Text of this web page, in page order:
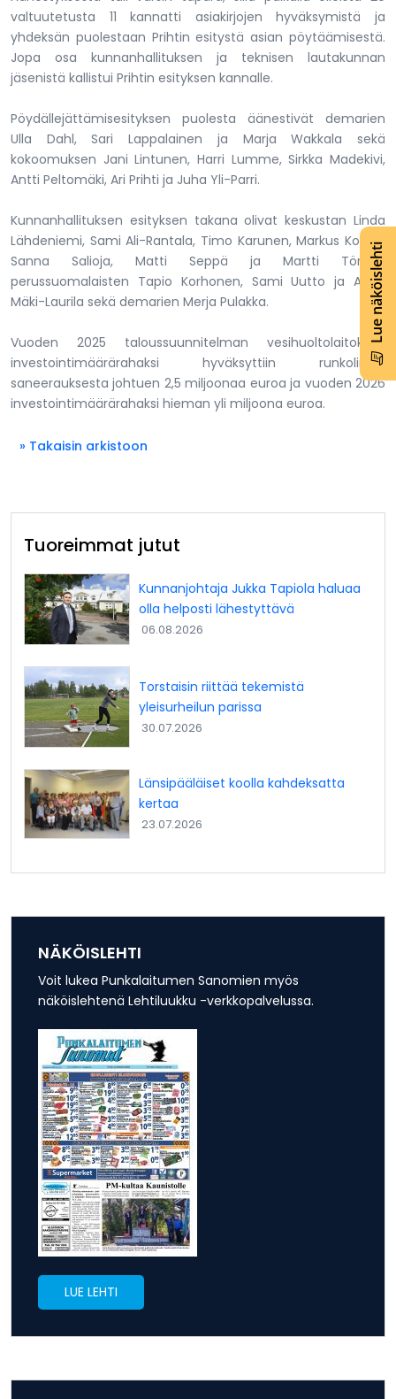
Lue näköislehti
valtuutetusta 11 kannatti asiakirjojen hyväksymistä ja
yhdeksän puolestaan Prihtin esitystä asian pöytäämisestä.
Jopa osa kunnanhallituksen ja teknisen lautakunnan
jäsenistä kallistui Prihtin esityksen kannalle.
Pöydällejättämisesityksen puolesta äänestivät demarien
Ulla Dahl, Sari Lappalainen ja Marja Wakkala sekä
kokoomuksen Jani Lintunen, Harri Lumme, Sirkka Madekivi,
Antti Peltomäki, Ari Prihti ja Juha Yli-Parri.
Kunnanhallituksen esityksen takana olivat keskustan Linda
Lähdeniemi, Sami Ali-Rantala, Timo Karunen, Markus Kouvo,
Sanna Salioja, Matti Seppä ja Martti Törmä,
perussuomalaisten Tapio Korhonen, Sami Uutto ja Anne
Mäki-Laurila sekä demarien Merja Pulakka.
Vuoden 2025 taloussuunnitelman vesihuoltolaitoksen
investointimäärärahaksi hyväksyttiin runkolinjan
saneerauksesta johtuen 2,5 miljoonaa euroa ja vuoden 2026
investointimäärärahaksi hieman yli miljoona euroa.
» Takaisin arkistoon
Tuoreimmat jutut
Kunnanjohtaja Jukka Tapiola haluaa
olla helposti lähestyttävä
06.08.2026
Torstaisin riittää tekemistä
yleisurheilun parissa
30.07.2026
Länsipääläiset koolla kahdeksatta
kertaa
23.07.2026
NÄKÖISLEHTI
Voit lukea Punkalaitumen Sanomien myös
näköislehtenä Lehtiluukku -verkkopalvelussa.
LUE LEHTI